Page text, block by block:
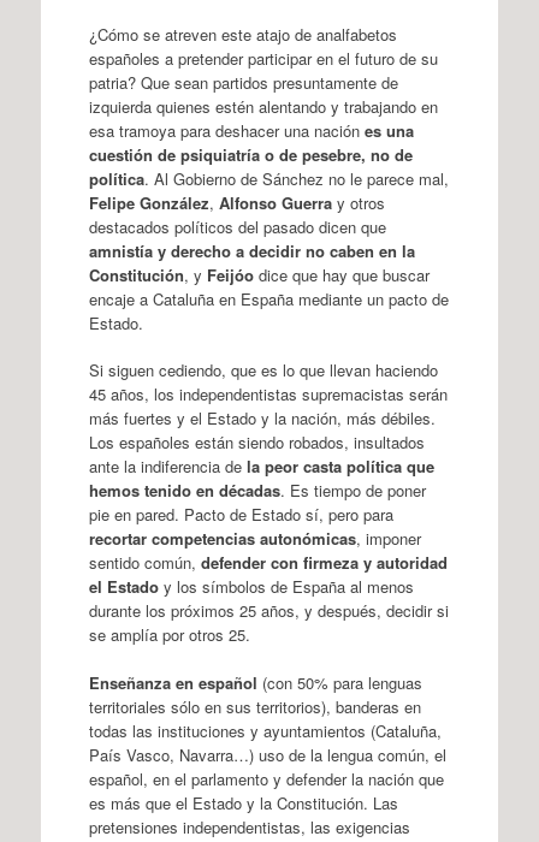
¿Cómo se atreven este atajo de analfabetos
españoles a pretender participar en el futuro de su
patria? Que sean partidos presuntamente de
izquierda quienes estén alentando y trabajando en
esa tramoya para deshacer una nación es una
cuestión de psiquiatría o de pesebre, no de
política. Al Gobierno de Sánchez no le parece mal,
Felipe González, Alfonso Guerray otros
destacados políticos del pasado dicen que
amnistía y derecho a decidir no caben en la
Constitución, y Feijóodice que hay que buscar
encaje a Cataluña en España mediante un pacto de
Estado.
Si siguen cediendo, que es lo que llevan haciendo
45 años, los independentistas supremacistas serán
más fuertes y el Estado y la nación, más débiles.
Los españoles están siendo robados, insultados
ante la indiferencia de la peor casta política que
hemos tenido en décadas. Es tiempo de poner
pie en pared. Pacto de Estado sí, pero para
recortar competencias autonómicas, imponer
sentido común, defender con firmeza y autoridad
el Estadoy los símbolos de España al menos
durante los próximos 25 años, y después, decidir si
se amplía por otros 25.
Enseñanza en español (con 50% para lenguas
territoriales sólo en sus territorios), banderas en
todas las instituciones y ayuntamientos (Cataluña,
País Vasco, Navarra…) uso de la lengua común, el
español, en el parlamento y defender la nación que
es más que el Estado y la Constitución. Las
pretensiones independentistas, las exigencias